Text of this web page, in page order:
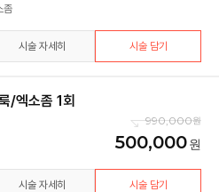
시술 자세히 시술 담기
/엑소좀 1회
990,000
500,000
시술 자세히 시술 담기